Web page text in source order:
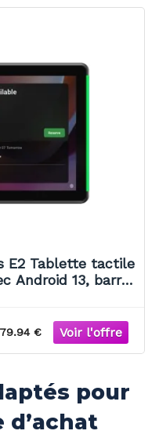
E2 Tablette tactile
Android 13, barre
€
pour
d’achat